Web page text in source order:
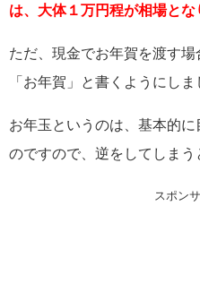
は、大体１万円程が相場とな
ただ、現金でお年賀を渡す場
「お年賀」と書くようにしま
お年玉というのは、基本的
のですので、逆をしてしまう
スポン